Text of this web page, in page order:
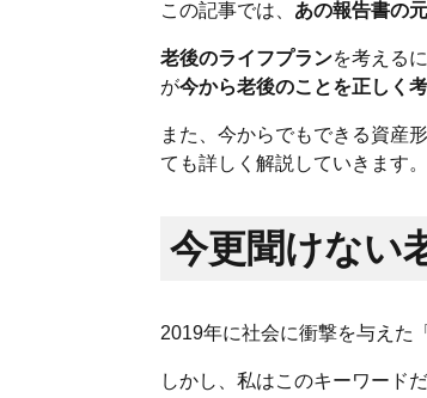
この記事では、 あの報告書の
老後のライフプランを考える
が今から老後のことを正しく
また、今からでもできる資産
ても詳しく解説していきます。
今更聞けない
2019年に社会に衝撃を与えた
しかし、私はこのキーワード